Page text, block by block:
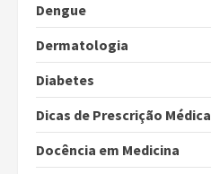
Dengue
Dermatologia
Diabetes
Dicas de Prescrição Médica
Docência em Medicina